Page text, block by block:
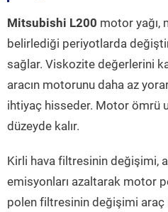
Mitsubishi L200 motor yağı,
belirlediği periyotlarda
sağlar. Viskozite değerlerini
aracın motorunu daha az
ihtiyaç hisseder. Motor ömrü
düzeyde kalır.
Kirli hava filtresinin değişimi,
emisyonları azaltarak motor
polen filtresinin değişimi araç